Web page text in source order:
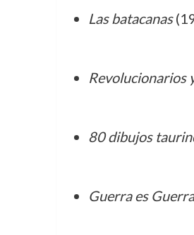
Las batacanas
Revolucionarios
80 dibujos
Guerra es Guerra